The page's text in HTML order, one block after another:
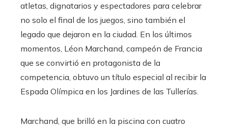
atletas, dignatarios y espectadores para celebrar
no solo el final de los juegos, sino también el
legado que dejaron en la ciudad. En los últimos
momentos, Léon Marchand, campeón de Francia
que se convirtió en protagonista de la
competencia, obtuvo un título especial al recibir la
Espada Olímpica en los Jardines de las Tullerías.
Marchand, que brilló en la piscina con cuatro